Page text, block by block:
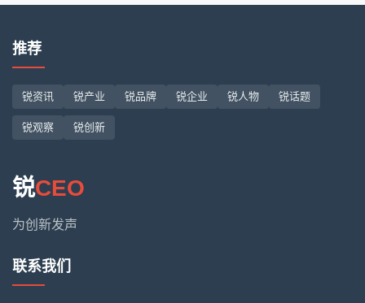
推荐
锐资讯 锐产业 锐品牌 锐企业 锐人物 锐话题
锐观察 锐创新
锐CEO
为创新发声
联系我们